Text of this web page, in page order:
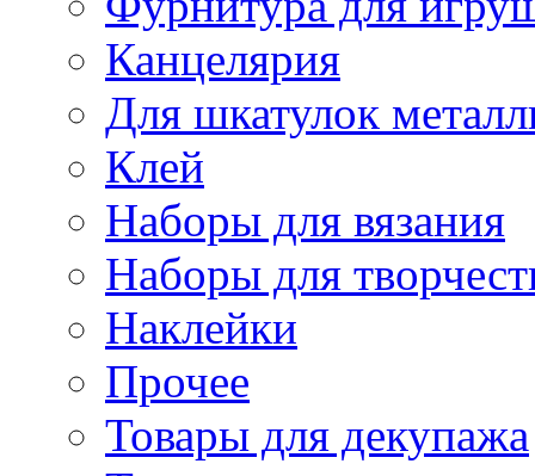
Канцелярия
Для шкатулок
Клей
Наборы для вязания
Наборы для
Наклейки
Прочее
Товары для декупажа